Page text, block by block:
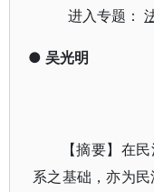
进入专题：
● 吴光明
【摘要】在
系之基础，亦为